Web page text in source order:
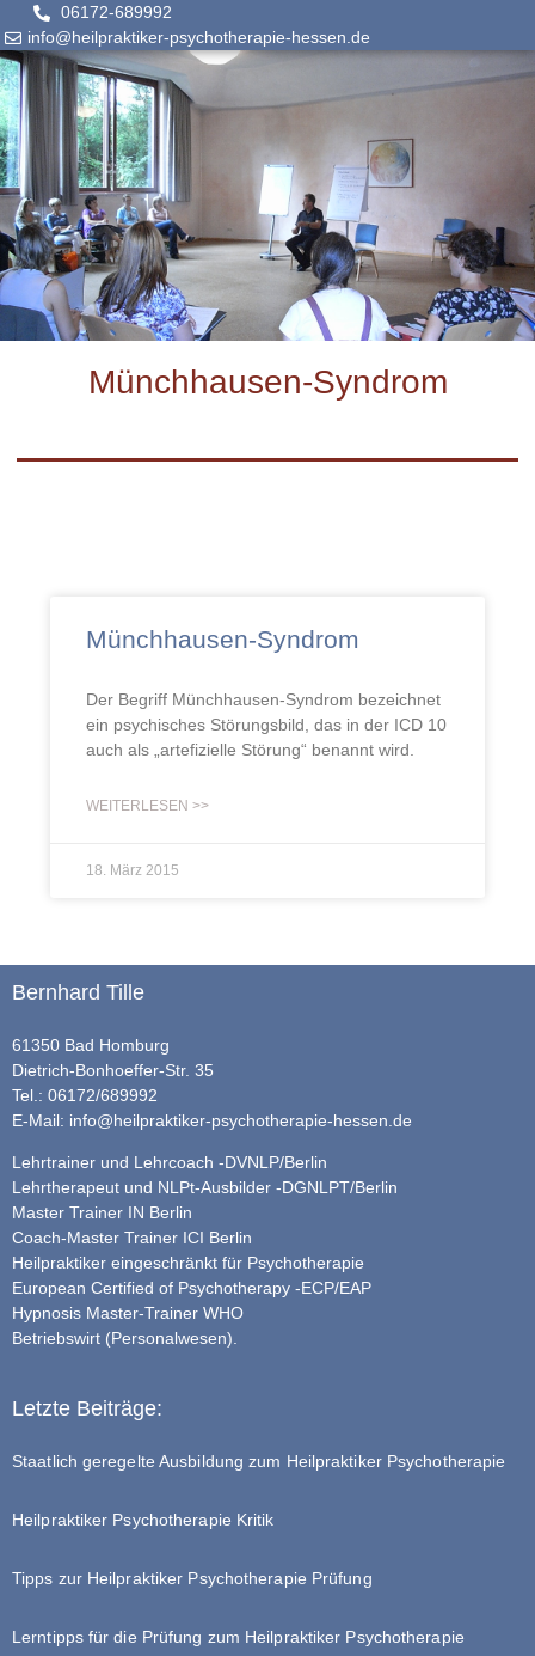
06172-689992
info@heilpraktiker-psychotherapie-hessen.de
Münchhausen-Syndrom
Münchhausen-Syndrom
Der Begriff Münchhausen-Syndrom bezeichnet
ein psychisches Störungsbild, das in der ICD 10
auch als „artefizielle Störung“ benannt wird.
WEITERLESEN >>
18. März 2015
Bernhard Tille
61350 Bad Homburg
Dietrich-Bonhoeffer-Str. 35
Tel.: 06172/689992
E-Mail: info@heilpraktiker-psychotherapie-hessen.de
Lehrtrainer und Lehrcoach -DVNLP/Berlin
Lehrtherapeut und NLPt-Ausbilder -DGNLPT/Berlin
Master Trainer IN Berlin
Coach-Master Trainer ICI Berlin
Heilpraktiker eingeschränkt für Psychotherapie
European Certified of Psychotherapy -ECP/EAP
Hypnosis Master-Trainer WHO
Betriebswirt (Personalwesen).
Letzte Beiträge:
Staatlich geregelte Ausbildung zum Heilpraktiker Psychotherapie
Heilpraktiker Psychotherapie Kritik
Tipps zur Heilpraktiker Psychotherapie Prüfung
Lerntipps für die Prüfung zum Heilpraktiker Psychotherapie